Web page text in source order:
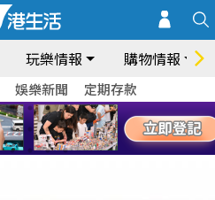
玩樂情報 購物情報
娛樂新聞 定期存款